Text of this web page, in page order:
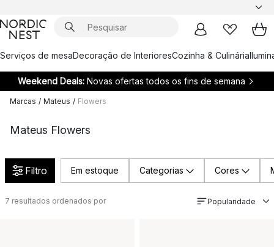
Serviços de mesaDecoração de InterioresCozinha & Culinária
Weekend Deals: Novas ofertas todos os fins de semana
Marcas / Mateus / Flowers
Mateus Flowers
Filtro Em estoque Categorias Cores
7 resultados ordenados por Popularidade